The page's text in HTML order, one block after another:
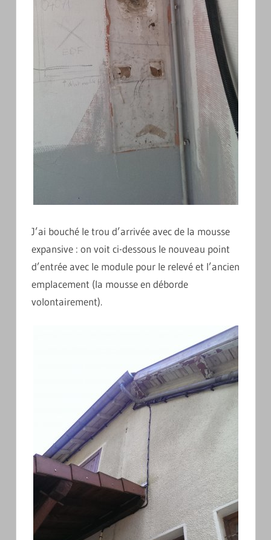
J’ai bouché le trou d’arrivée avec de la mousse
expansive : on voit ci-dessous le nouveau point
d’entrée avec le module pour le relevé et l’ancien
emplacement (la mousse en déborde
volontairement).